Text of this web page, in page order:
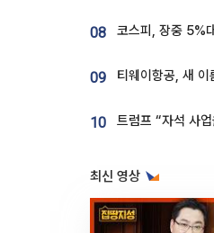
08
09
10
최신 영상